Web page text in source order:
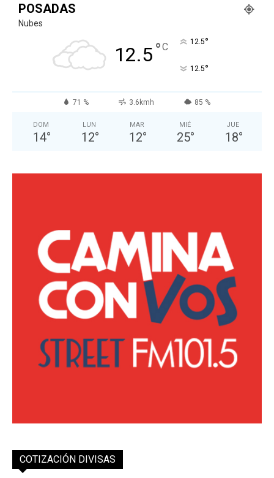
POSADAS
Nubes
12.5°C 12.5°
12.5°
71 % 3.6kmh 85 %
DOM
14°
LUN
12°
MAR
12°
MIÉ
25°
JUE
18°
COTIZACIÓN DIVISAS